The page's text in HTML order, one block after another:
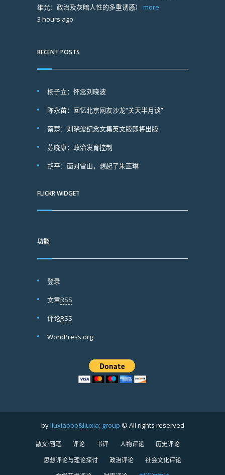
维光：政治及灰暗人性的多重诱惑） more
3 hours ago
RECENT POSTS
杨子立：怀念刘晓波
陈永苗：回忆北京网友沙龙“关天半月谈”
蔡楚：刘晓波纪念文集英文版即将出版
苏晓康：政治发育控制
胡平：面对雪山，想起了朱正琳
FLICKR WIDGET
功能
登录
文章RSS
评论RSS
WordPress.org
byliuxiaobo&liuxia; group © All rights reserved
散文·随笔 评论 书评 人物评论
历史评论
思想评论与理论探讨
政治评论
社会文化评论